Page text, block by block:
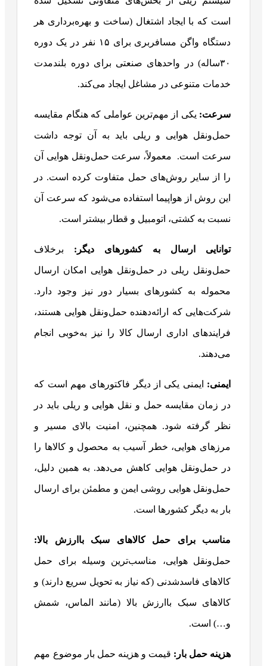
است که با ایجاد اشتغال (ساخت و بهره‌برداری هر
دستگاه واگن مسافربری برای ۱۵ نفر در یک دوره
۳۰ساله) در واحدهای صنعتی برای دوره بلندمدت
خدمات متنوعی در مشاغل ایجاد می‌کند.
سرعت: یکی از مهم‌ترین عواملی که هنگام مقایسه
حمل‌ونقل هوایی و ریلی باید به آن توجه داشت
سرعت است. معمولاً، سرعت حمل‌ونقل هوایی آن
را از سایر روش‌های حمل متفاوت کرده است. در
این روش از هواپیما استفاده می‌شود که سرعت آن
نسبت به کشتی، اتومبیل و قطار بیشتر است.
توانایی ارسال به کشورهای دیگر: برخلاف
حمل‌ونقل ریلی در حمل‌ونقل هوایی امکان ارسال
محموله به کشورهای بسیار دور نیز وجود دارد.
شرکت‌هایی که ارائه‌دهنده حمل‌ونقل هوایی هستند،
فرایندهای اداری ارسال کالا را نیز به‌خوبی انجام
می‌د‌هند.
ایمنی: ایمنی یکی از دیگر فاکتورهای مهم است که
در زمان مقایسه حمل و نقل هوایی و ریلی باید در
نظر گرفته شود. همچنین، امنیت بالای مسیر و
مرزهای هوایی، خطر آسیب به محصول و کالاها را
در حمل‌ونقل هوایی کاهش می‌دهد. به همین دلیل،
حمل‌ونقل هوایی روشی ایمن و مطمئن برای ارسال
بار به دیگر کشورها است.
مناسب برای حمل کالاهای سبک باارزش بالا:
حمل‌ونقل هوایی، مناسب‌ترین وسیله برای حمل
کالاهای فاسدشدنی (که نیاز به تحویل سریع دارند) و
کالاهای سبک باارزش بالا (مانند الماس، شمش
و…) است.
هزینه حمل بار: قیمت و هزینه حمل بار موضوع مهم